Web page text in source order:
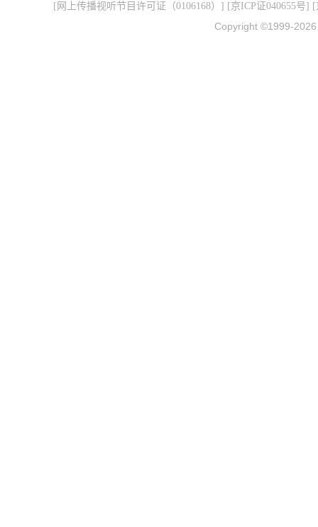
[ 网上传播视听节目许可证（0106168） ] [京ICP证040655号] [
Copyright ©1999-